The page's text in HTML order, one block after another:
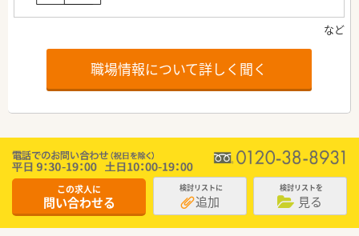
職場情報について詳しく聞く
この求人に
問い合わせる
検討リストに
追加
検討リストを
見る